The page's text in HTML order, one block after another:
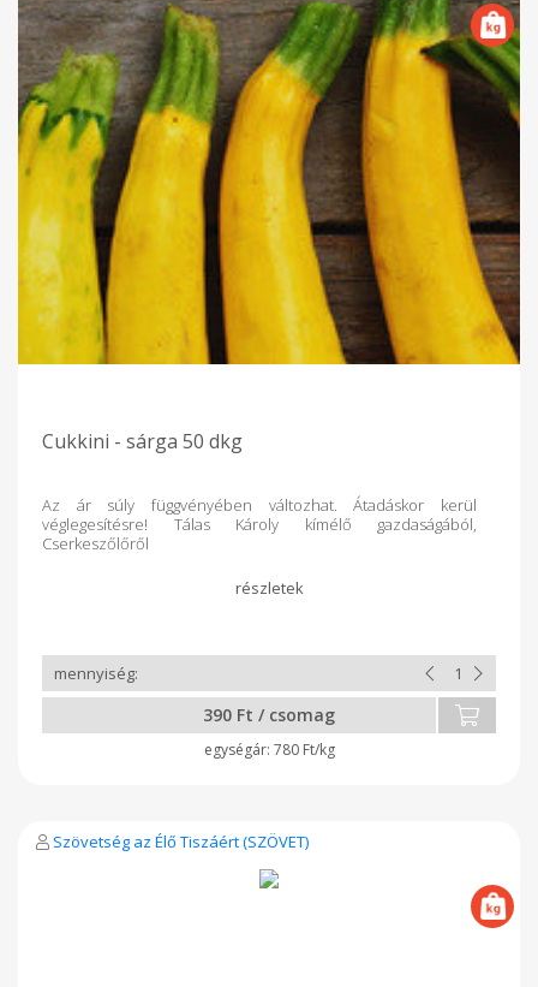
Cukkini - sárga 50 dkg
Az ár súly függvényében változhat. Átadáskor kerül
véglegesítésre! Tálas Károly kímélő gazdaságából,
Cserkeszőlőről
390 Ft / csomag
780 Ft/kg
Szövetség az Élő Tiszáért (SZÖVET)